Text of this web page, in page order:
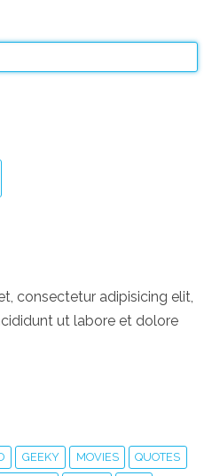
consectetur adipisicing elit,
ut labore et dolore
GEEKY MOVIES QUOTES